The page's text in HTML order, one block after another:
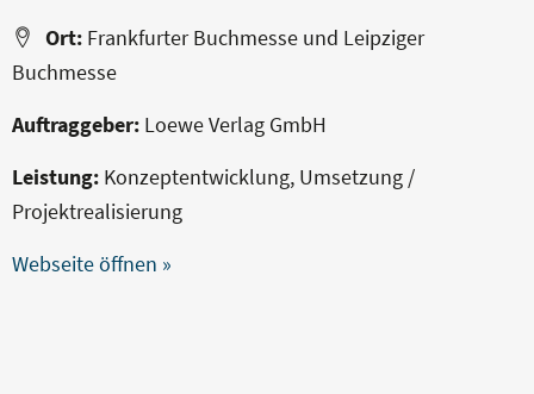
Ort: Frankfurter Buchmesse und Leipziger
Buchmesse
Auftraggeber: Loewe Verlag GmbH
Leistung: Konzeptentwicklung, Umsetzung /
Projektrealisierung
Webseite öffnen »